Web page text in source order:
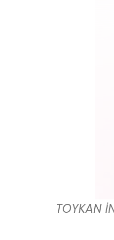
TOYKAN